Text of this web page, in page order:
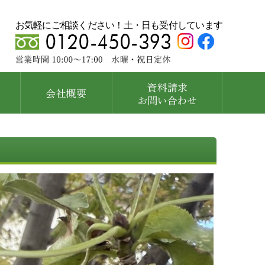
お気軽にご相談ください！土・日も受付しています